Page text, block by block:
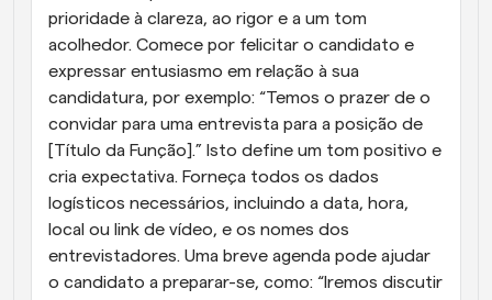
prioridade à clareza, ao rigor e a um tom
acolhedor. Comece por felicitar o candidato e
expressar entusiasmo em relação à sua
candidatura, por exemplo: “Temos o prazer de o
convidar para uma entrevista para a posição de
[Título da Função].” Isto define um tom positivo e
cria expectativa. Forneça todos os dados
logísticos necessários, incluindo a data, hora,
local ou link de vídeo, e os nomes dos
entrevistadores. Uma breve agenda pode ajudar
o candidato a preparar-se, como: “Iremos discutir